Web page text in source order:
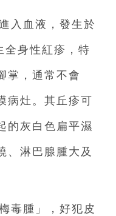
入血液，發生於
全身性紅疹，特
掌，通常不會
病灶。其丘疹可
的灰白色扁平濕
、淋巴腺腫大及
毒腫」，好犯皮